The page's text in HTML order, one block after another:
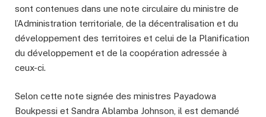
sont contenues dans une note circulaire du ministre de
l’Administration territoriale, de la décentralisation et du
développement des territoires et celui de la Planification
du développement et de la coopération adressée à
ceux-ci.
Selon cette note signée des ministres Payadowa
Boukpessi et Sandra Ablamba Johnson, il est demandé